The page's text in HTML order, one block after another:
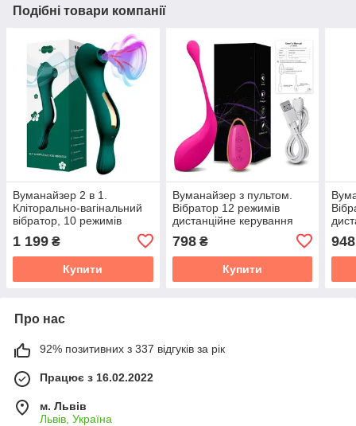
Подібні товари компанії
Вуманайзер 2 в 1.
Кліторально-вагінальний
вібратор, 10 режимів
1 199 ₴
Купити
Вуманайзер з пультом.
Вібратор 12 режимів
дистанційне керування
798₴
Купити
948
Про нас
92% позитивних з 337 відгуків за рік
Працює з 16.02.2022
м. Львів
Львів, Україна